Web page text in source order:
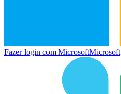
Fazer login com MicrosoftMicrosoft